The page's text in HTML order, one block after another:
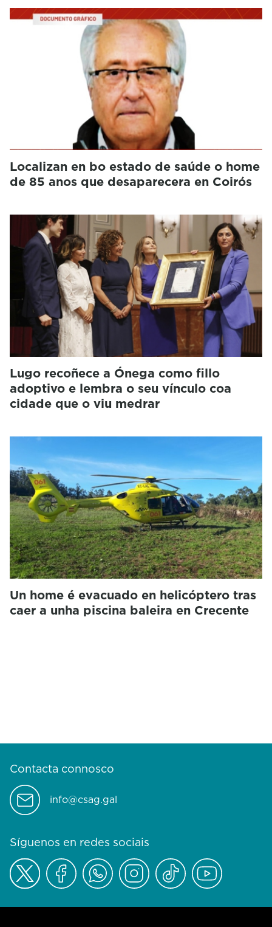
Localizan en bo estado de saúde o home
de 85 anos que desaparecera en Coirós
Lugo recoñece a Ónega como fillo
adoptivo e lembra o seu vínculo coa
cidade que o viu medrar
Un home é evacuado en helicóptero tras
caer a unha piscina baleira en Crecente
Contacta connosco
info@csag.gal
Síguenos en redes sociais